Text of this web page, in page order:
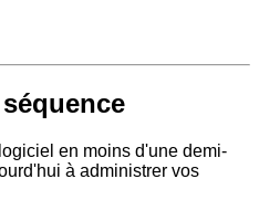
en moins d'une demi-
à administrer vos